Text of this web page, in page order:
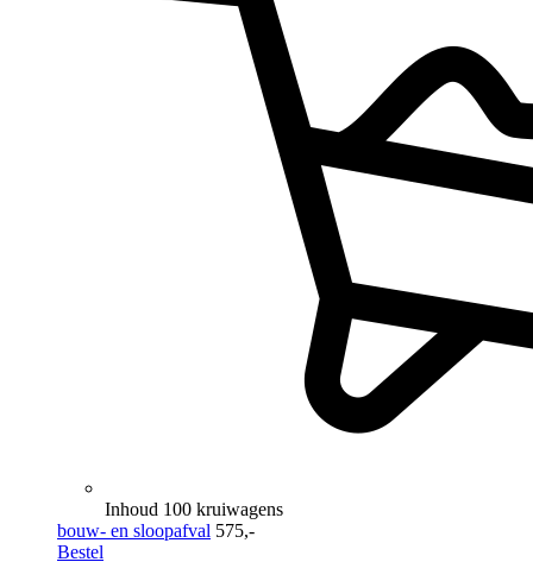
Inhoud 100 kruiwagens
bouw- en sloopafval 575,-
Bestel